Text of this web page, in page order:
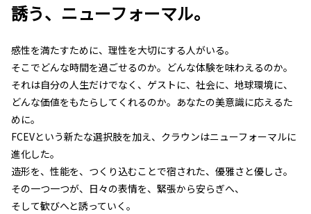
誘う、ニューフォーマル。
感性を満たすために、理性を大切にする人がいる。
そこでどんな時間を過ごせるのか。どんな体験を味わえるのか。
それは自分の人生だけでなく、ゲストに、社会に、地球環境に、
どんな価値をもたらしてくれるのか。あなたの美意識に応えるた
めに。
FCEVという新たな選択肢を加え、クラウンはニューフォーマルに
進化した。
造形を、性能を、つくり込むことで宿された、優雅さと優しさ。
その一つ一つが、日々の表情を、緊張から安らぎへ、
そして歓びへと誘っていく。